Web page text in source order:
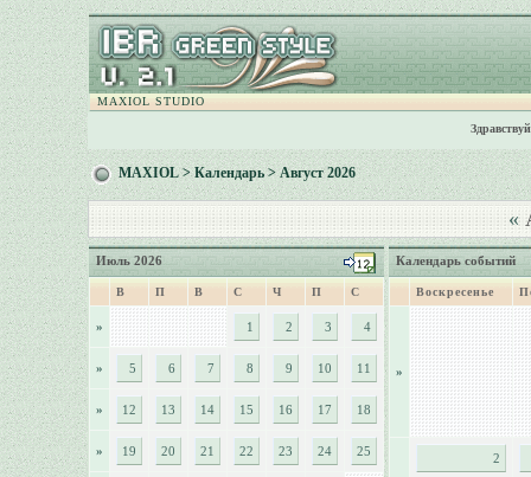
MAXIOL STUDIO
MAXIOL>Календарь> Август 2026
«
Июль 2026
В П В С Ч П С
» 1 2 3 4
» 5 6 7 8 9 10 11
» 12 13 14 15 16 17 18
» 19 20 21 22 23 24 25
Календарь событий
Воскресенье
»
2